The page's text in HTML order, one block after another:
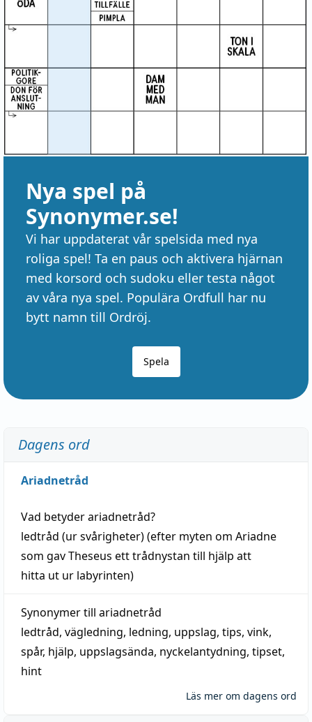
Nya spel på
Synonymer.se!
Vi har uppdaterat vår spelsida med nya
roliga spel! Ta en paus och aktivera hjärnan
med korsord och sudoku eller testa något
av våra nya spel. Populära Ordfull har nu
bytt namn till Ordröj.
Spela
Dagens ord
Ariadnetråd
Vad betyderariadnetråd?
ledtråd (ur svårigheter) (efter myten om Ariadne
som gav Theseus ett trådnystan till hjälp att
hitta ut ur labyrinten)
Synonymer till ariadnetråd
ledtråd, vägledning, ledning, uppslag, tips, vink,
spår, hjälp, uppslagsända, nyckelantydning, tipset,
hint
Läs mer om dagens ord